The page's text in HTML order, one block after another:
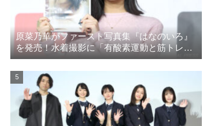
原菜乃華がファースト写真集『はなのいろ』
を発売！水着撮影に「有酸素運動と筋トレを
頑張りました」